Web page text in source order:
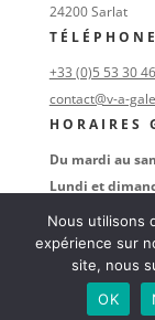
24200 Sarlat
+33 (0)5 53 30
contact@v-a-
HORAIRES
Du mardi au
Lundi et
au
+33 (0)6 16
Nous utilisons
expérience sur
site, nous
OK